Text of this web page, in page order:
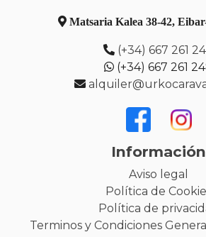
Matsaria Kalea 38-42,
(+34) 667 261
(+34) 667 261
Información
Aviso legal
Política de
Política de
Terminos y Condiciones